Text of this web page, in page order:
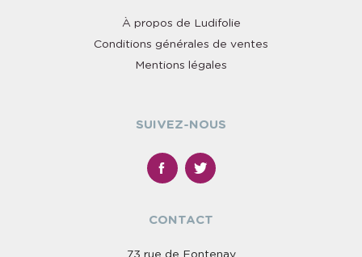
À propos de Ludifolie
Conditions générales de ventes
Mentions légales
SUIVEZ-NOUS
CONTACT
73 rue de Fontenay